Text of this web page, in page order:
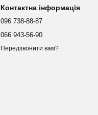
Контактна інформація
096 738-88-87
066 943-56-90
Передзвонити вам?